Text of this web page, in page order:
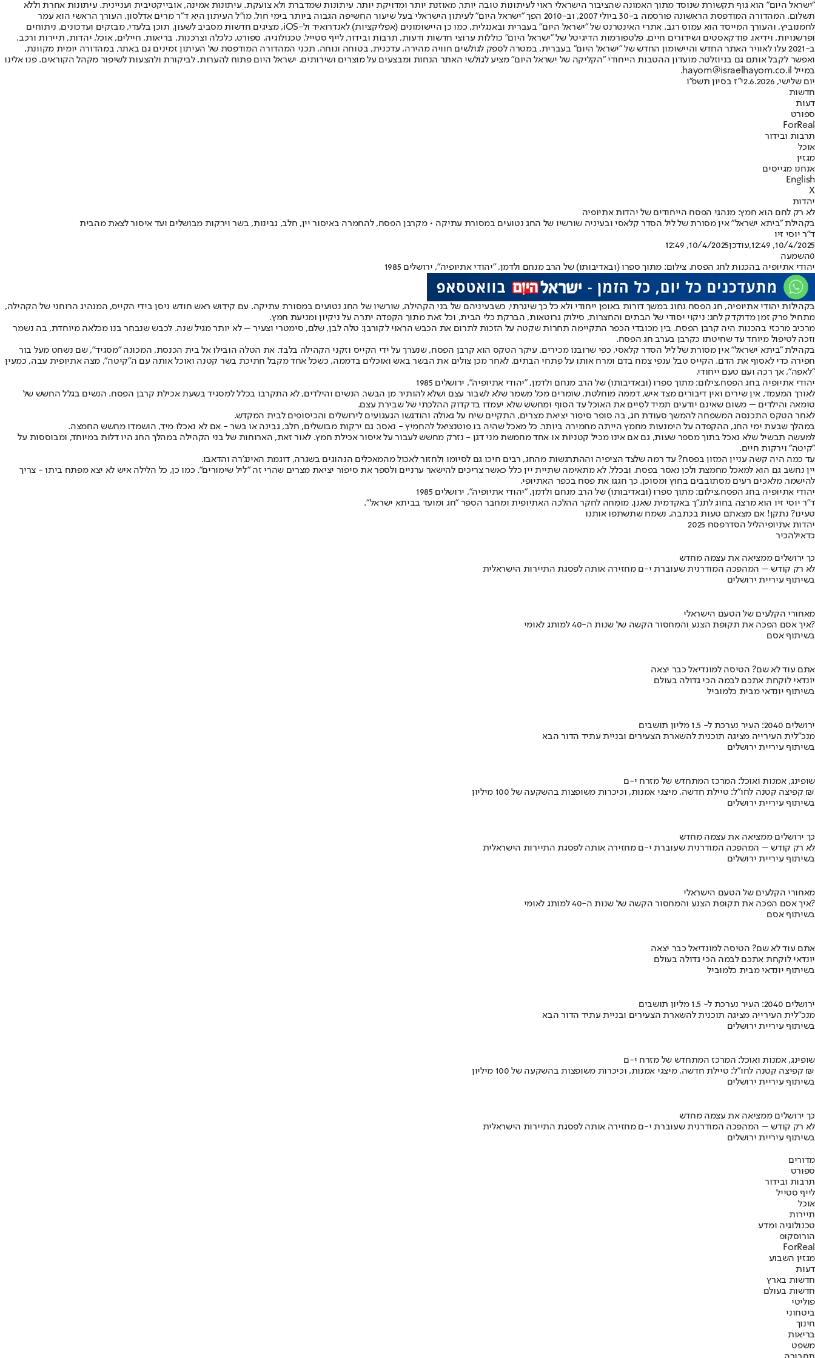
"ישראל היום" הוא גוף תקשורת שנוסד מתוך האמונה שהציבור הישראלי ראוי לעיתונות טובה יותר, מאוזנת יותר ומדויקת יותר. עיתונות שמדברת ולא צועקת. עיתונות אמינה, אובייקטיבית ועניינית. עיתונות אחרת וללא
תשלום. המהדורה המודפסת הראשונה פורסמה ב-30 ביולי 2007, וב-2010 הפך "ישראל היום" לעיתון הישראלי בעל שיעור החשיפה הגבוה ביותר בימי חול. מו"ל העיתון היא ד"ר מרים אדלסון. העורך הראשי הוא עמר
לחמנוביץ, והעורך המייסד הוא עמוס רגב. אתרי האינטרנט של "ישראל היום" בעברית ובאנגלית, כמו כן היישומונים (אפליקציות) לאנדרואיד ול-iOS, מציגים חדשות מסביב לשעון, תוכן בלעדי, מבזקים ועדכונים, ניתוחים
ופרשנויות, וידיאו, פודקאסטים ושידורים חיים. פלטפורמות הדיגיטל של "ישראל היום" כוללות ערוצי חדשות ודעות, תרבות ובידור, לייף סטייל, טכנולוגיה, ספורט, כלכלה וצרכנות, בריאות, חיילים, אוכל, יהדות, תיירות ורכב.
ב-2021 עלו לאוויר האתר החדש והיישומון החדש של "ישראל היום" בעברית, במטרה לספק לגולשים חוויה מהירה, עדכנית, בטוחה ונוחה. תכני המהדורה המודפסת של העיתון זמינים גם באתר, במהדורה יומית מקוונת,
ואפשר לקבל אותם גם בניוזלטר. מועדון ההטבות הייחודי "הקליקה של ישראל היום" מציע לגולשי האתר הנחות ומבצעים על מוצרים ושירותים. ישראל היום פתוח להערות, לביקורת ולהצעות לשיפור מקהל הקוראים. פנו אלינו
במייל hayom@israelhayom.co.il.
יום שלישי, 2.6.2026
י"ז בסיון תשפ"ו
חדשות
דעות
ספורט
ForReal
תרבות ובידור
אוכל
מגזין
אנחנו מגייסים
English
X
יהדות
לא רק לחם הוא חמץ: מנהגי הפסח הייחודים של יהדות אתיופיה
בקהילת "ביתא ישראל" אין מסורת של ליל הסדר קלאסי ובעיניה שורשיו של החג נטועים במסורת עתיקה • מקרבן הפסח, להחמרה באיסור יין, חלב, גבינות, בשר וירקות מבושלים ועד איסור לצאת מהבית
ד"ר יוסי זיו
10/4/2025, 12:49
,עודכן10/4/2025, 12:49
0השמעה
יהודי אתיופיה בהכנות לחג הפסח. צילום: מתוך ספרו (ובאדיבותו) של הרב מנחם ולדמן, "יהודי אתיופיה", ירושלים 1985
בקהילות יהודי אתיופיה, חג הפסח נחוג במשך דורות באופן ייחודי ולא כל כך שיגרתי, כשבעיניהם של בני הקהילה, שורשיו של החג נטועים במסורת עתיקה. עם קידוש ראש חודש ניסן בידי הקייס, המנהיג הרוחני של הקהילה,
מתחיל פרק זמן מדוקדק לחג: ניקוי יסודי של הבתים והחצרות, סילוק גרוטאות, הברקת כלי הבית, וכל זאת מתוך הקפדה יתרה על ניקיון ומניעת חמץ.
מרכיב מרכזי בהכנות היה קרבן הפסח. בין מכובדי הכפר התקיימה תחרות שקטה על הזכות לתרום את הכבש הראוי לקורבן: טלה לבן, שלם, סימטרי וצעיר – לא יותר מגיל שנה. לכבש שנבחר בנו מכלאה מיוחדת, בה נשמר
וזכה לטיפול מיוחד עד שחיטתו כקרבן בערב חג הפסח.
בקהילת "ביתא ישראל" אין מסורת של ליל הסדר קלאסי, כפי שרובנו מכירים. עיקר הטקס הוא קרבן הפסח, שנערך על ידי הקייס וזקני הקהילה בלבד. את הטלה הובילו אל בית הכנסת, המכונה "מסגיד", שם נשחט מעל בור
חפירה כדי לאסוף את הדם. הקייס טבל ענפי צמח בדם ומרח אותו על פתחי הבתים. לאחר מכן צולים את הבשר באש ואוכלים בדממה, כשכל אחד מקבל חתיכת בשר קטנה ואוכל אותה עם ה"קיטה", מצה אתיופית עבה, כמעין
"לאפה", אך רכה ועם טעם ייחודי.
יהודי אתיופיה בחג הפסח,צילום: מתוך ספרו (ובאדיבותו) של הרב מנחם ולדמן, "יהודי אתיופיה", ירושלים 1985
לאורך המעמד, אין שירים ואין דיבורים מצד איש, דממה מוחלטת. שומרים מכל משמר שלא לשבור עצם ושלא להותיר מן הבשר. הנשים והילדים, לא התקרבו בכלל למסגיד בשעת אכילת קרבן הפסח. הנשים בגלל החשש של
טומאה והילדים – משום שאינם יודעים תמיד לסיים את האוכל עד הסוף ומחשש שלא יעמדו בדקדוק ההלכתי של שבירת עצם.
לאחר הטקס התכנסה המשפחה להמשך סעודת חג, בה סופר סיפור יציאת מצרים, התקיים שיח על גאולה והודגשו הגעגועים לירושלים והכיסופים לבית המקדש.
במהלך שבעת ימי החג, ההקפדה על הימנעות מחמץ הייתה מחמירה ביותר. כל מאכל שהיה בו פוטנציאל להחמיץ - נאסר. גם ירקות מבושלים, חלב, גבינה או בשר - אם לא נאכלו מיד, הושמדו מחשש החמצה.
למעשה תבשיל שלא נאכל בתוך מספר שעות, גם אם אינו מכיל קטניות או אחד מחמשת מני דגן - נזרק מחשש לעבור על איסור אכילת חמץ. לאור זאת, הארוחות של בני הקהילה במהלך החג היו דלות במיוחד, ומבוססות על
"קיטה" וירקות חיים.
עד כמה היה קשה עניין המזון בפסח? עד רמה שלצד הציפיה וההתרגשות מהחג, רבים חיכו גם לסיומו ולחזור לאכול מהמאכלים הנהוגים בשגרה, דוגמת האינג'רה והדאבו.
יין נחשב גם הוא למאכל מחמצת ולכן נאסר בפסח. ובכלל, לא מתאימה שתיית יין כלל כאשר צריכים להישאר ערניים ולספר את סיפור יציאת מצרים שהרי זה "ליל שימורים". כמו כן, כל הלילה איש לא יצא מפתח ביתו - צריך
להישמר, מלאכים רעים מסתובבים בחוץ ומסוכן. כך חגגו את פסח בכפר האתיופי.
יהודי אתיופיה בחג הפסח,צילום: מתוך ספרו (ובאדיבותו) של הרב מנחם ולדמן, "יהודי אתיופיה", ירושלים 1985
ד"ר יוסי זיו הוא מרצה בחוג לתנ"ך באקדמית שאנן, מומחה לחקר ההלכה האתיופית ומחבר הספר "חג ומועד בביתא ישראל".
טעינו? נתקן! אם מצאתם טעות בכתבה, נשמח שתשתפו אותנו
יהדות אתיופיהליל הסדרפסח 2025
כדאילהכיר
כך ירושלים ממציאה את עצמה מחדש
לא רק קודש – המהפכה המודרנית שעוברת י-ם מחזירה אותה לפסגת התיירות הישראלית
בשיתוף עיריית ירושלים
מאחורי הקלעים של הטעם הישראלי
איך אסם הפכה את תקופת הצנע והמחסור הקשה של שנות ה-40 למותג לאומי?
בשיתוף אסם
אתם עוד לא שם? הטיסה למונדיאל כבר יצאה
יונדאי לוקחת אתכם לבמה הכי גדולה בעולם
בשיתוף יונדאי מבית כלמוביל
ירושלים 2040: העיר נערכת ל- 1.5 מליון תושבים
מנכ"לית העירייה מציגה תוכנית להשארת הצעירים ובניית עתיד הדור הבא
בשיתוף עיריית ירושלים
שופינג, אמנות ואוכל: המרכז המתחדש של מזרח י-ם
קפיצה קטנה לחו"ל: טיילת חדשה, מיצגי אמנות, וכיכרות משופצות בהשקעה של 100 מיליון ₪
בשיתוף עיריית ירושלים
כך ירושלים ממציאה את עצמה מחדש
לא רק קודש – המהפכה המודרנית שעוברת י-ם מחזירה אותה לפסגת התיירות הישראלית
בשיתוף עיריית ירושלים
מאחורי הקלעים של הטעם הישראלי
איך אסם הפכה את תקופת הצנע והמחסור הקשה של שנות ה-40 למותג לאומי?
בשיתוף אסם
אתם עוד לא שם? הטיסה למונדיאל כבר יצאה
יונדאי לוקחת אתכם לבמה הכי גדולה בעולם
בשיתוף יונדאי מבית כלמוביל
ירושלים 2040: העיר נערכת ל- 1.5 מליון תושבים
מנכ"לית העירייה מציגה תוכנית להשארת הצעירים ובניית עתיד הדור הבא
בשיתוף עיריית ירושלים
שופינג, אמנות ואוכל: המרכז המתחדש של מזרח י-ם
קפיצה קטנה לחו"ל: טיילת חדשה, מיצגי אמנות, וכיכרות משופצות בהשקעה של 100 מיליון ₪
בשיתוף עיריית ירושלים
כך ירושלים ממציאה את עצמה מחדש
לא רק קודש – המהפכה המודרנית שעוברת י-ם מחזירה אותה לפסגת התיירות הישראלית
בשיתוף עיריית ירושלים
מדורים
ספורט
תרבות ובידור
לייף סטייל
אוכל
תיירות
טכנולוגיה ומדע
הורוסקופ
ForReal
מגזין השבוע
דעות
חדשות בארץ
חדשות בעולם
פוליטי
ביטחוני
חינוך
בריאות
משפט